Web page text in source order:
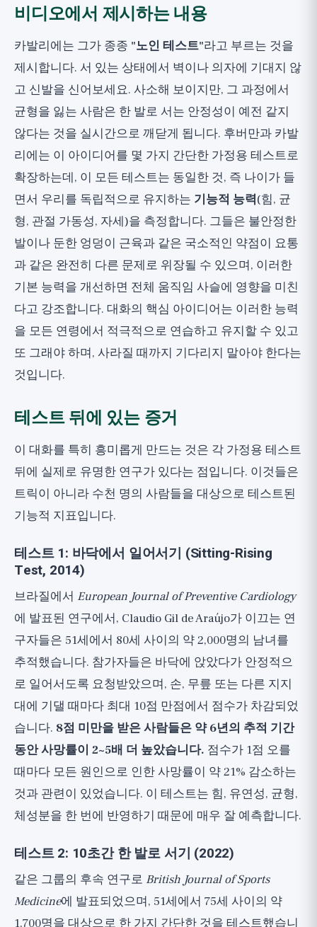
비디오에서 제시하는 내용
카발리에는 그가 종종 "노인 테스트"라고 부르는 것을
제시합니다. 서 있는 상태에서 벽이나 의자에 기대지 않
고 신발을 신어보세요. 사소해 보이지만, 그 과정에서
균형을 잃는 사람은 한 발로 서는 안정성이 예전 같지
않다는 것을 실시간으로 깨닫게 됩니다. 후버만과 카발
리에는 이 아이디어를 몇 가지 간단한 가정용 테스트로
확장하는데, 이 모든 테스트는 동일한 것, 즉 나이가 들
면서 우리를 독립적으로 유지하는 기능적 능력(힘, 균
형, 관절 가동성, 자세)을 측정합니다. 그들은 불안정한
발이나 둔한 엉덩이 근육과 같은 국소적인 약점이 요통
과 같은 완전히 다른 문제로 위장될 수 있으며, 이러한
기본 능력을 개선하면 전체 움직임 사슬에 영향을 미친
다고 강조합니다. 대화의 핵심 아이디어는 이러한 능력
을 모든 연령에서 적극적으로 연습하고 유지할 수 있고
또 그래야 하며, 사라질 때까지 기다리지 말아야 한다는
것입니다.
테스트 뒤에 있는 증거
이 대화를 특히 흥미롭게 만드는 것은 각 가정용 테스트
뒤에 실제로 유명한 연구가 있다는 점입니다. 이것들은
트릭이 아니라 수천 명의 사람들을 대상으로 테스트된
기능적 지표입니다.
테스트 1: 바닥에서 일어서기 (Sitting-Rising
Test, 2014)
브라질에서 European Journal of Preventive Cardiology
에 발표된 연구에서, Claudio Gil de Araújo가 이끄는 연
구자들은 51세에서 80세 사이의 약 2,000명의 남녀를
추적했습니다. 참가자들은 바닥에 앉았다가 안정적으
로 일어서도록 요청받았으며, 손, 무릎 또는 다른 지지
대에 기댈 때마다 최대 10점 만점에서 점수가 차감되었
습니다. 8점 미만을 받은 사람들은 약 6년의 추적 기간
동안 사망률이 2~5배 더 높았습니다. 점수가 1점 오를
때마다 모든 원인으로 인한 사망률이 약 21% 감소하는
것과 관련이 있었습니다. 이 테스트는 힘, 유연성, 균형,
체성분을 한 번에 반영하기 때문에 매우 잘 예측합니다.
테스트 2: 10초간 한 발로 서기 (2022)
같은 그룹의 후속 연구로 British Journal of Sports
Medicine에 발표되었으며, 51세에서 75세 사이의 약
1,700명을 대상으로 한 가지 간단한 것을 테스트했습니